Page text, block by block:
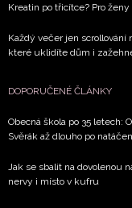
Kreatin po třicítce? Pro
Každý večer jen
které uklidíte dům i
DOPORUČENÉ ČLÁNKY
Obecná škola po 35 letech:
Svěrák až dlouho po
Jak se sbalit na dovolenou
nervy i místo v kufru